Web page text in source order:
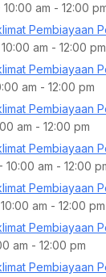
am - 12:00
Pembiayaan
am - 12:00 pm
Pembiayaan
am - 12:00 pm
Pembiayaan
am - 12:00 pm
Pembiayaan
am - 12:00
Pembiayaan
am - 12:00 pm
Pembiayaan
am - 12:00 pm
Pembiayaan